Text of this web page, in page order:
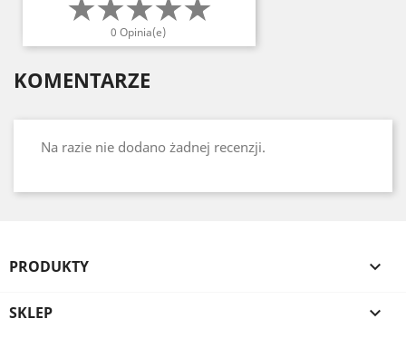
0 Opinia(e)
KOMENTARZE
Na razie nie dodano żadnej recenzji.
PRODUKTY 
SKLEP 